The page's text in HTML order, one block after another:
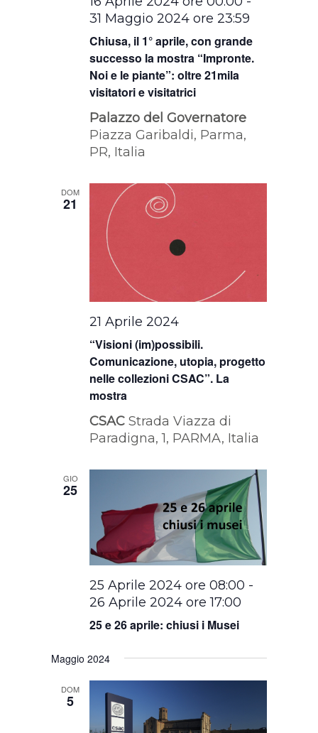
Chiusa, il 1° aprile, con grande
successo la mostra “Impronte.
Noi e le piante”: oltre 21mila
visitatori e visitatrici
31 Maggio 2024 ore 23:59
Palazzo del Governatore
Piazza Garibaldi, Parma,
PR, Italia
DOM
21
“Visioni (im)possibili.
Comunicazione, utopia, progetto
nelle collezioni CSAC”. La
mostra
21 Aprile 2024
CSACStrada Viazza di
Paradigna, 1, PARMA, Italia
GIO
25
25 e 26 aprile: chiusi i Musei
25 Aprile 2024 ore 08:00 -
26 Aprile 2024 ore 17:00
Maggio 2024
DOM
5